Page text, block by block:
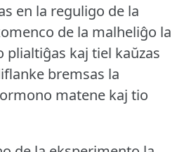
en la reguligo de la
de la malheliĝo la
plialtiĝas kaj tiel kaŭzas
bremsas la
matene kaj tio